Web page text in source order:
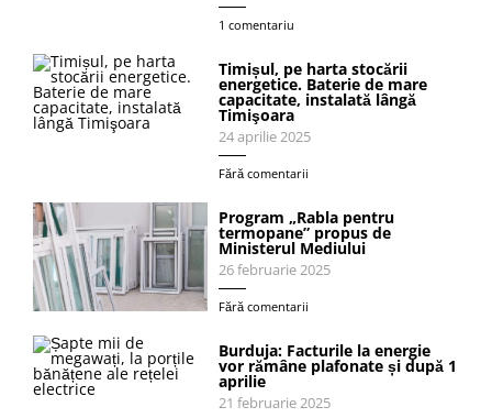
1 comentariu
Timișul, pe harta stocării
energetice. Baterie de mare
capacitate, instalată lângă
Timişoara
24 aprilie 2025
Fără comentarii
Program „Rabla pentru
termopane” propus de
Ministerul Mediului
26 februarie 2025
Fără comentarii
Burduja: Facturile la energie
vor rămâne plafonate și după 1
aprilie
21 februarie 2025